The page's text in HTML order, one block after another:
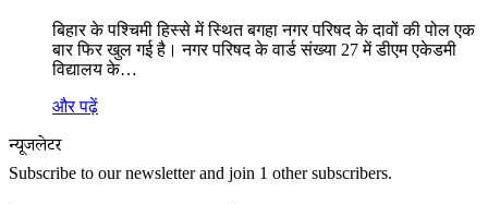
बिहार के पश्चिमी हिस्से में स्थित बगहा नगर परिषद के दावों की पोल एक
बार फिर खुल गई है। नगर परिषद के वार्ड संख्या 27 में डीएम एकेडमी
विद्यालय के…
और पढ़ें
न्यूजलेटर
Subscribe to our newsletter and join 1 other subscribers.